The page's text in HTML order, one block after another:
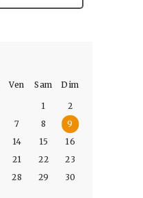
Ven Sam Dim
1
2
7 8
9
14 15
16
21 22
23
28 29
30